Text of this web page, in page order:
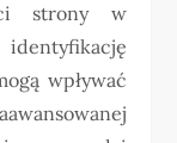
strony w
wpływać